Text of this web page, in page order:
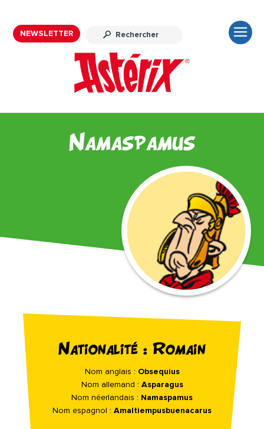
NEWSLETTER
Namaspamus
Nationalité : Romain
Nom anglais : Obsequius
Nom allemand : Asparagus
Nom néerlandais : Namaspamus
Nom espagnol : Amaltiempusbuenacarus